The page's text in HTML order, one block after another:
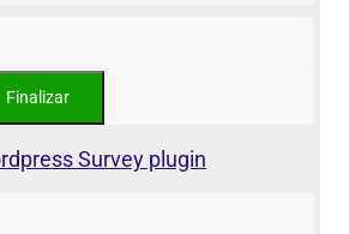
Survey plugin